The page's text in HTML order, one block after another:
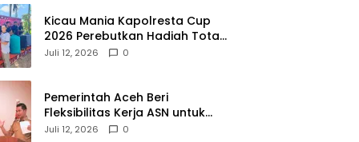
Kicau Mania Kapolresta Cup
2026 Perebutkan Hadiah Total
Rp40 Juta
Juli 12, 2026 0
Pemerintah Aceh Beri
Fleksibilitas Kerja ASN untuk
Antar Anak di Hari Pertama
Juli 12, 2026 0